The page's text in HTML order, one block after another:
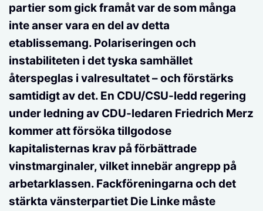
partier som gick framåt var de som många
inte anser vara en del av detta
etablissemang. Polariseringen och
instabiliteten i det tyska samhället
återspeglas i valresultatet – och förstärks
samtidigt av det. En CDU/CSU-ledd regering
under ledning av CDU-ledaren Friedrich Merz
kommer att försöka tillgodose
kapitalisternas krav på förbättrade
vinstmarginaler, vilket innebär angrepp på
arbetarklassen. Fackföreningarna och det
stärkta vänsterpartiet Die Linke måste